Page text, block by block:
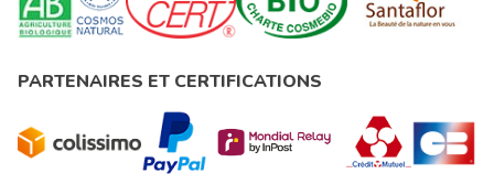
PARTENAIRES ET CERTIFICATIONS